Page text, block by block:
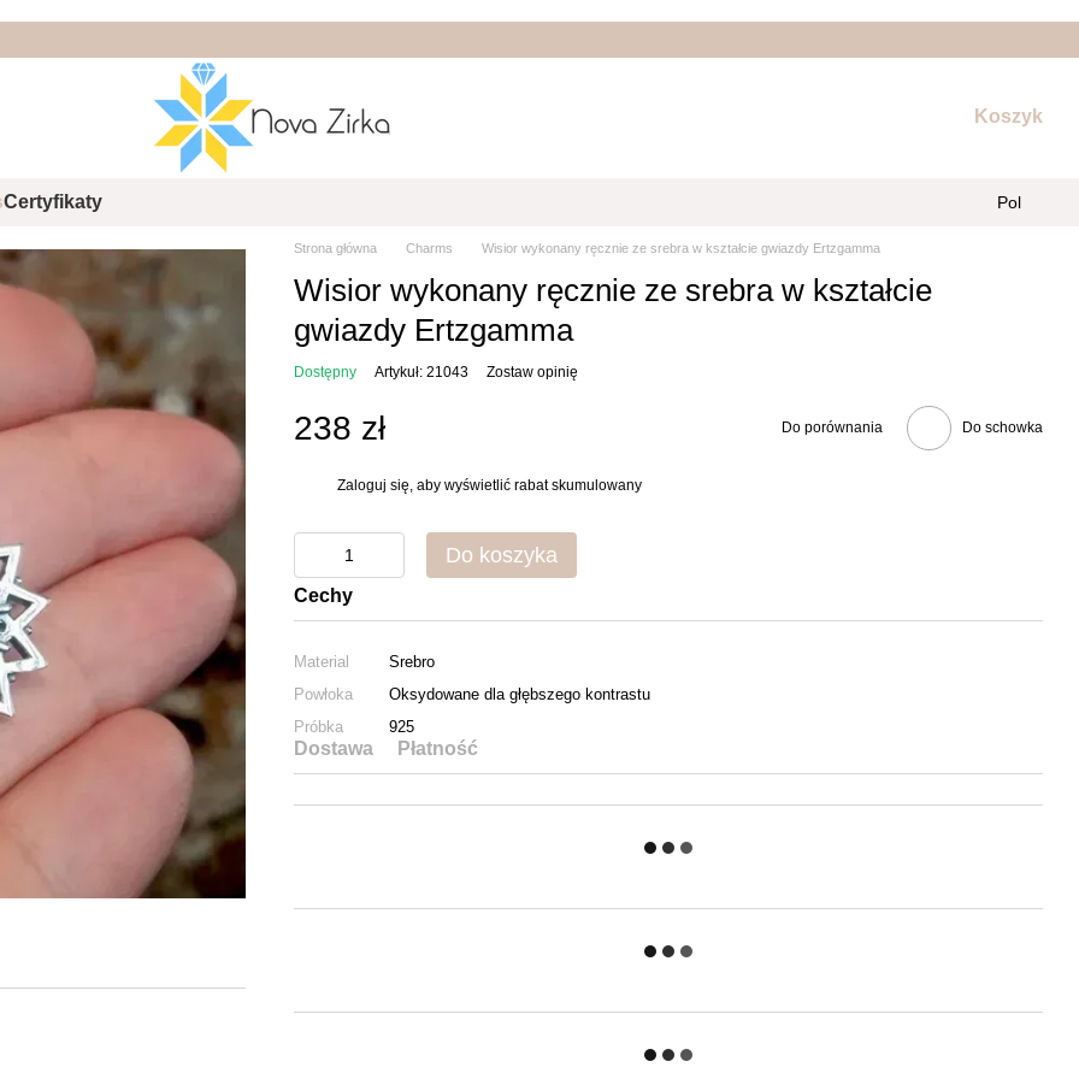
Koszyk
Certyfikaty Pol
Strona główna Charms Wisior wykonany ręcznie ze srebra w kształcie gwiazdy Ertzgamma
Wisior wykonany ręcznie ze srebra w kształcie
gwiazdy Ertzgamma
Dostępny Artykuł: 21043 Zostaw opinię
238 zł Do porównania Do schowka
Zaloguj się , aby wyświetlić rabat skumulowany
Do koszyka
Cechy
Material
Srebro
Powłoka
Oksydowane dla głębszego kontrastu
Próbka
925
Dostawa Płatność